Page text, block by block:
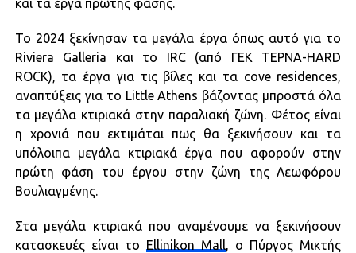
και τα έργα πρώτης φάσης.
Το 2024 ξεκίνησαν τα μεγάλα έργα όπως αυτό για το
Riviera Galleria και το IRC (από ΓΕΚ ΤΕΡΝΑ-HARD
ROCK), τα έργα για τις βίλες και τα cove residences,
αναπτύξεις για το Little Athens βάζοντας μπροστά όλα
τα μεγάλα κτιριακά στην παραλιακή ζώνη. Φέτος είναι
η χρονιά που εκτιμάται πως θα ξεκινήσουν και τα
υπόλοιπα μεγάλα κτιριακά έργα που αφορούν στην
πρώτη φάση του έργου στην ζώνη της Λεωφόρου
Βουλιαγμένης.
Στα μεγάλα κτιριακά που αναμένουμε να ξεκινήσουν
κατασκευές είναι το Ellinikon Mall, ο Πύργος Μικτής